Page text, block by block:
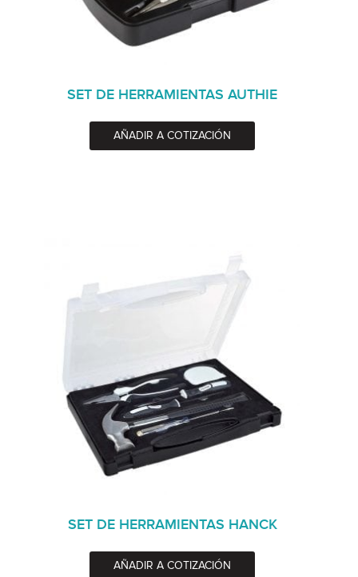
SET DE HERRAMIENTAS AUTHIE
AÑADIR A COTIZACIÓN
SET DE HERRAMIENTAS HANCK
AÑADIR A COTIZACIÓN